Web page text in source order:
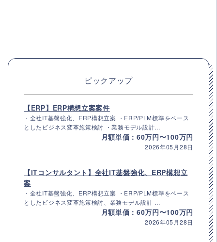
ピックアップ
【ERP】ERP構想立案案件
・全社IT基盤強化、ERP構想立案 ・ERP/PLM標準をベース
としたビジネス変革施策検討 ・業務モデル設計...
月額単価：60万円〜100万円
2026年05月28日
【ITコンサルタント】全社IT基盤強化、ERP構想立
案
・全社IT基盤強化、ERP構想立案 ・ERP/PLM標準をベース
としたビジネス変革施策検討、業務モデル設計 ...
月額単価：60万円〜100万円
2026年05月28日